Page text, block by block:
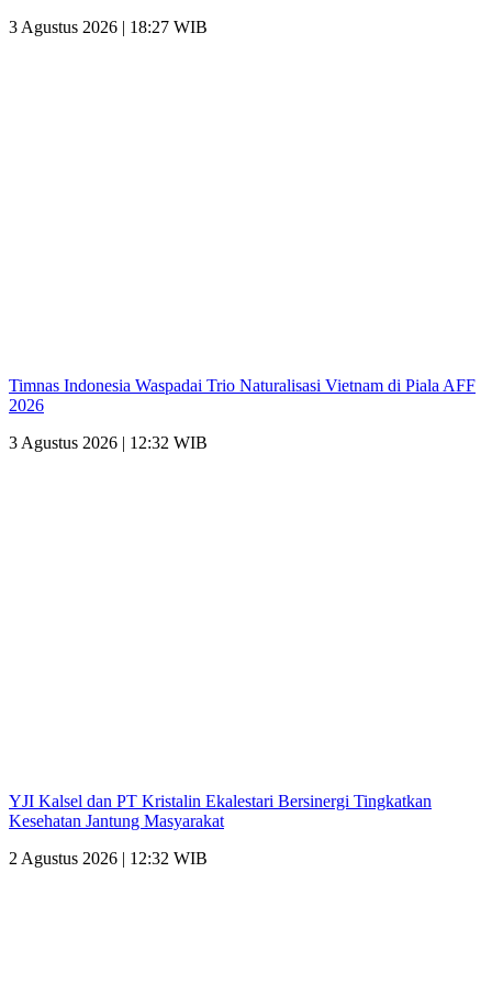
3 Agustus 2026 | 18:27 WIB
Timnas Indonesia Waspadai Trio Naturalisasi Vietnam di Piala AFF
2026
3 Agustus 2026 | 12:32 WIB
YJI Kalsel dan PT Kristalin Ekalestari Bersinergi Tingkatkan
Kesehatan Jantung Masyarakat
2 Agustus 2026 | 12:32 WIB